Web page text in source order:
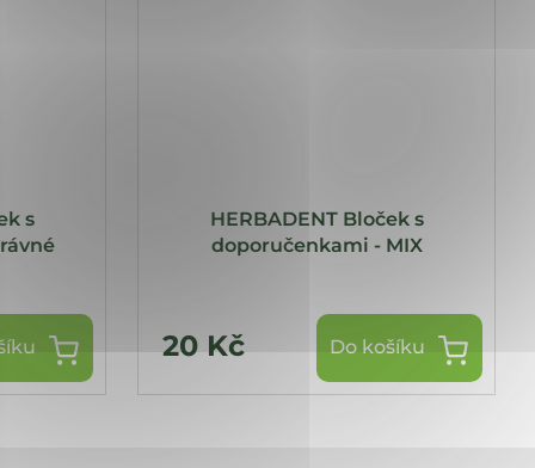
s
HERBADENT Bloček s
doporučenkami - MIX
20 Kč Do košíku